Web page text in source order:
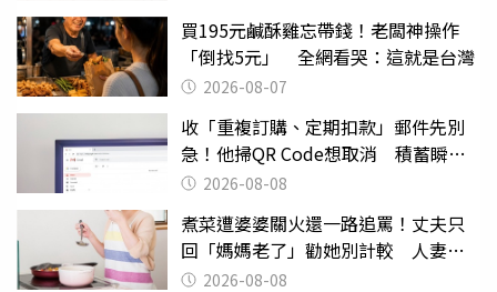
買195元鹹酥雞忘帶錢！老闆神操作
「倒找5元」 全網看哭：這就是台灣
2026-08-07
收「重複訂購、定期扣款」郵件先別
急！他掃QR Code想取消 積蓄瞬間
蒸發2026-08-08
煮菜遭婆婆關火還一路追罵！丈夫只
回「媽媽老了」勸她別計較 人妻超
崩潰：我像台傭
2026-08-08